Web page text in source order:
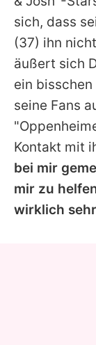
sich, dass
(37) ihn
äußert sich
ein
seine Fans
Kontakt mit
bei mir
mir zu
wirklich